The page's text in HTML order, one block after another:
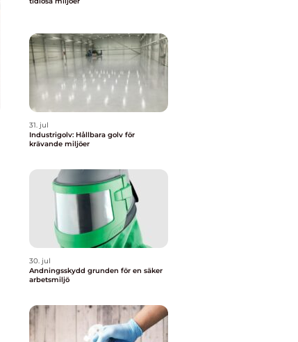
31. jul
Industrigolv: Hållbara golv för
krävande miljöer
30. jul
Andningsskydd grunden för en säker
arbetsmiljö